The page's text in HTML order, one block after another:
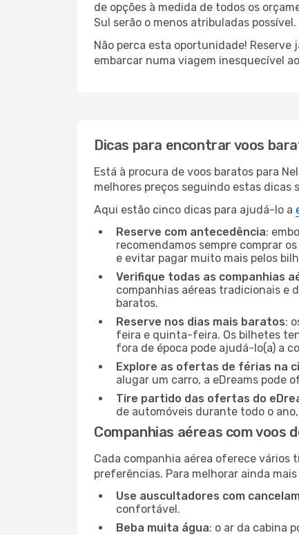
de opções à medida de todos os
Sul serão o menos atribuladas possível.
Não perca esta oportunidade! Reserve
embarcar numa viagem inesquecível
Dicas para encontrar voos
Está à procura de voos baratos para
melhores preços seguindo estas dicas
Aqui estão cinco dicas para ajudá-lo a
Reserve com antecedência:
recomendamos sempre comprar
e evitar pagar muito mais pelos
Verifique todas as companhias
companhias aéreas tradicionais e
baratos.
Reserve nos dias mais baratos:
feira e quinta-feira. Os bilhetes
fora de época pode ajudá-lo(a) a
Explore as ofertas de férias na
alugar um carro, a eDreams pode
Tire partido das ofertas do
de automóveis durante todo o
Companhias aéreas com voos
Cada companhia aérea oferece vários
preferências. Para melhorar ainda
Use auscultadores com
confortável.
Beba muita água: o ar da cabina